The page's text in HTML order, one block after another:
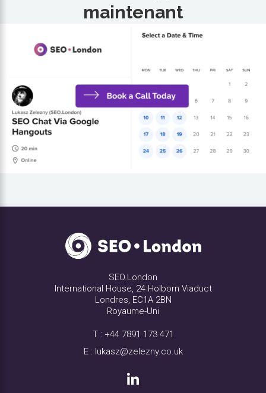
maintenant
SEO.London
International House, 24 Holborn Viaduct
Londres, EC1A 2BN
Royaume-Uni
T : +44 7891 173 471
E : lukasz@zelezny.co.uk